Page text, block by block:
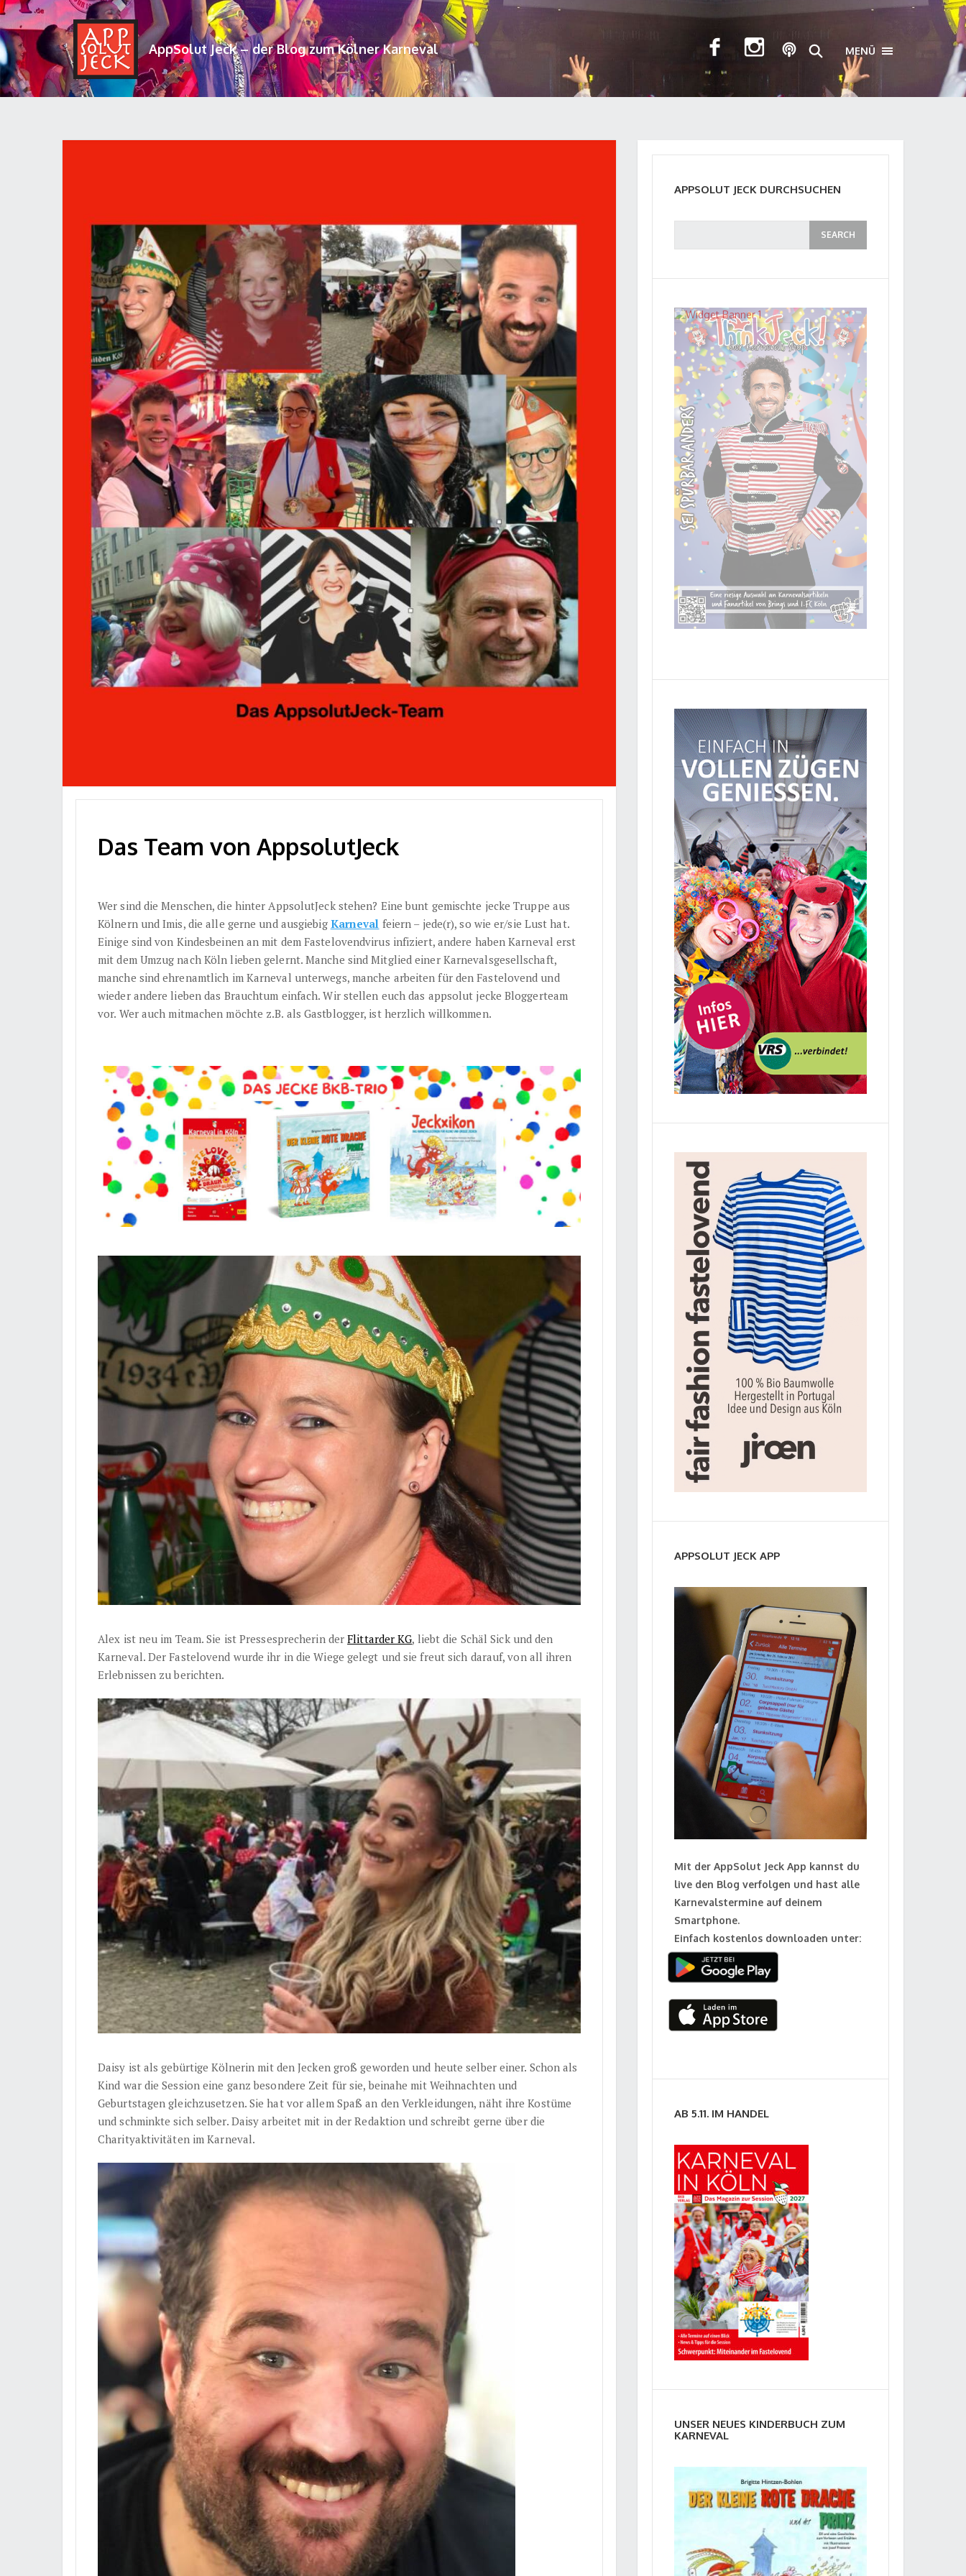
AppSolut Jeck – der Blog zum Kölner Karneval MENÜ TOGGLE
Das Team von AppsolutJeck
Wer sind die Menschen, die hinter AppsolutJeck stehen? Eine bunt gemischte jecke Truppe aus
Kölnern und Imis, die alle gerne und ausgiebig Karneval feiern – jede(r), so wie er/sie Lust hat.
Einige sind von Kindesbeinen an mit dem Fastelovendvirus infiziert, andere haben Karneval erst
mit dem Umzug nach Köln lieben gelernt. Manche sind Mitglied einer Karnevalsgesellschaft,
manche sind ehrenamtlich im Karneval unterwegs, manche arbeiten für den Fastelovend und
wieder andere lieben das Brauchtum einfach. Wir stellen euch das appsolut jecke Bloggerteam
vor. Wer auch mitmachen möchte z.B. als Gastblogger, ist herzlich willkommen.
Alex ist neu im Team. Sie ist Pressesprecherin derFlittarder KG, liebt die Schäl Sick und den
Karneval. Der Fastelovend wurde ihr in die Wiege gelegt und sie freut sich darauf, von all ihren
Erlebnissen zu berichten.
Daisy ist als gebürtige Kölnerin mit den Jecken groß geworden und heute selber einer. Schon als
Kind war die Session eine ganz besondere Zeit für sie, beinahe mit Weihnachten und
Geburtstagen gleichzusetzen. Sie hat vor allem Spaß an den Verkleidungen, näht ihre Kostüme
und schminkte sich selber. Daisy arbeitet mit in der Redaktion und schreibt gerne über die
Charityaktivitäten im Karneval.
APPSOLUT JECK DURCHSUCHEN
APPSOLUT JECK APP
Mit der AppSolut Jeck App kannst du
live den Blog verfolgen und hast alle
Karnevalstermine auf deinem
Smartphone.
Einfach kostenlos downloaden unter:
AB 5.11. IM HANDEL
UNSER NEUES KINDERBUCH ZUM
KARNEVAL